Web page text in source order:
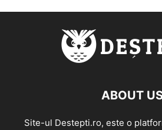
ABOUT
Site-ul Destepti.ro, este o